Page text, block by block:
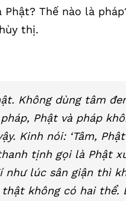
Phật? Thế nào là
thị.
Không dùng tâm
Phật và pháp
Kinh nói: ‘Tâm,
tịnh gọi là Phật
như lúc sân giận thì
không có hai thể.